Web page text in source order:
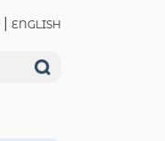
ENGLISH